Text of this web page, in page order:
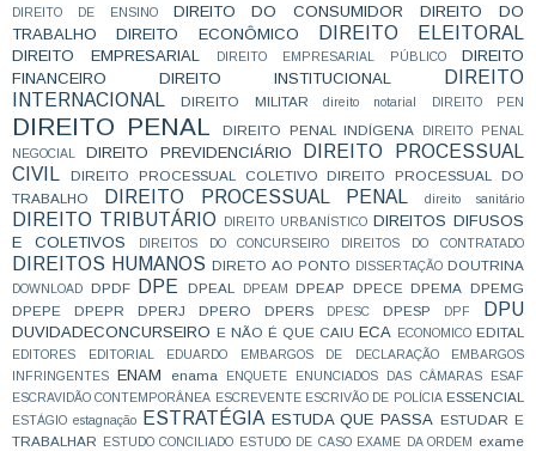
DIREITO DE ENSINO
DIREITO DO CONSUMIDOR
DIREITO DO
TRABALHO
DIREITO ECONÔMICO DIREITO ELEITORAL
DIREITO EMPRESARIAL DIREITO EMPRESARIAL PÚBLICO
DIREITO
FINANCEIRO
DIREITO INSTITUCIONAL
DIREITO
INTERNACIONAL
DIREITO MILITAR direito notarial DIREITO PEN
DIREITO PENAL DIREITO PENAL INDÍGENA
DIREITO PENAL
NEGOCIAL
DIREITO PREVIDENCIÁRIO
DIREITO PROCESSUAL
CIVIL
DIREITO PROCESSUAL COLETIVO
DIREITO PROCESSUAL DO
TRABALHO
DIREITO PROCESSUAL PENAL direito sanitário
DIREITO TRIBUTÁRIO DIREITO URBANÍSTICO DIREITOS DIFUSOS
E COLETIVOS
DIREITOS DO CONCURSEIRO DIREITOS DO CONTRATADO
DIREITOS HUMANOS DIRETO AO PONTO DISSERTAÇÃO DOUTRINA
DOWNLOAD DPDF DPE DPEAL DPEAM DPEAP DPECE DPEMA DPEMG
DPEPE
DPEPR DPERJ DPERO DPERS DPESC DPESP DPF DPU
DUVIDADECONCURSEIRO E NÃO É QUE CAIU ECA ECONOMICO EDITAL
EDITORES EDITORIAL EDUARDO EMBARGOS DE DECLARAÇÃO
EMBARGOS
INFRINGENTES
ENAM enama ENQUETE ENUNCIADOS DAS CÂMARAS
ESAF
ESCRAVIDÃO CONTEMPORÂNEA ESCREVENTE ESCRIVÃO DE POLÍCIA ESSENCIAL
ESTÁGIO estagnação ESTRATÉGIA ESTUDA QUE PASSA ESTUDAR E
TRABALHAR
ESTUDO CONCILIADO ESTUDO DE CASO EXAME DA ORDEM
exame